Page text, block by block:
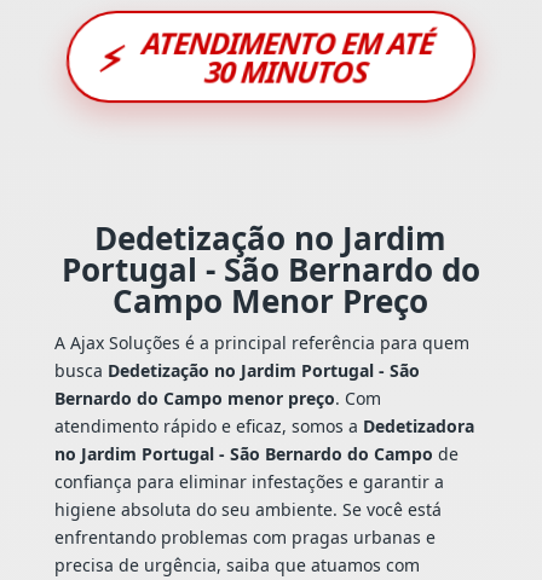
⚡ ATENDIMENTO EM ATÉ
30 MINUTOS
Dedetização no Jardim
Portugal - São Bernardo do
Campo Menor Preço
A Ajax Soluções é a principal referência para quem
busca Dedetização no Jardim Portugal - São
Bernardo do Campo menor preço. Com
atendimento rápido e eficaz, somos a Dedetizadora
no Jardim Portugal - São Bernardo do Campo de
confiança para eliminar infestações e garantir a
higiene absoluta do seu ambiente. Se você está
enfrentando problemas com pragas urbanas e
precisa de urgência, saiba que atuamos com